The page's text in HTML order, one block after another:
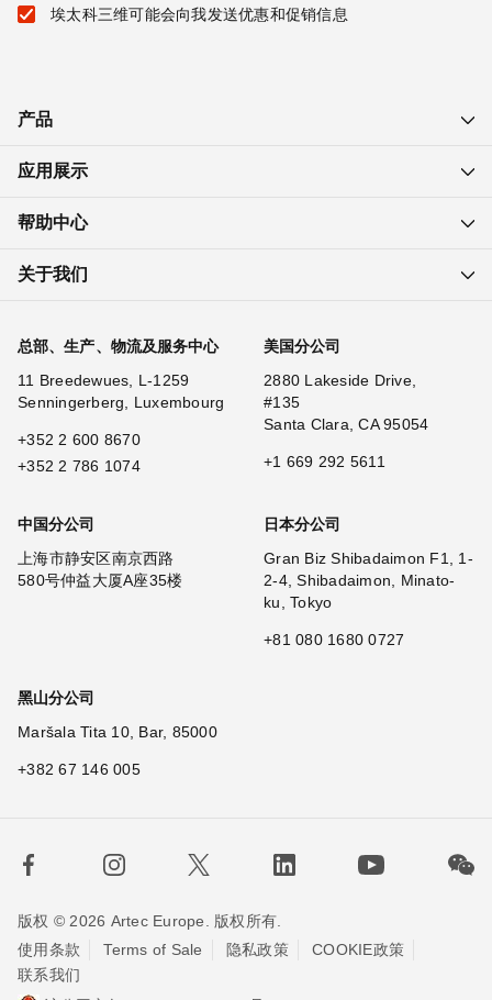
埃太科三维可能会向我发送优惠和促销信息
产品
应用展示
帮助中心
关于我们
总部、生产、物流及服务中心
11 Breedewues, L-1259
Senningerberg, Luxembourg
+352 2 600 8670
+352 2 786 1074
美国分公司
2880 Lakeside Drive,
#135
Santa Clara, CA 95054
+1 669 292 5611
中国分公司
上海市静安区南京西路
580号仲益大厦A座35楼
日本分公司
Gran Biz Shibadaimon F1, 1-
2-4, Shibadaimon, Minato-
ku, Tokyo
+81 080 1680 0727
黑山分公司
Maršala Tita 10, Bar, 85000
+382 67 146 005
版权 © 2026 Artec Europe. 版权所有.
使用条款
Terms of Sale 隐私政策
COOKIE政策
联系我们